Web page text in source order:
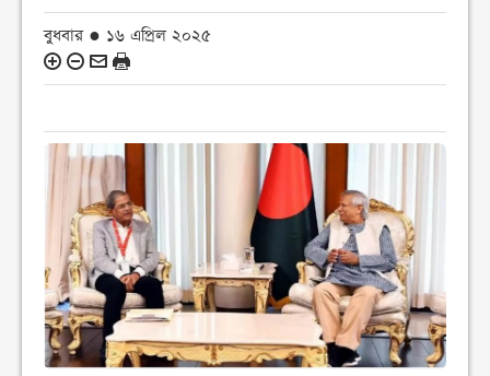
বুধবার ● ১৬ এপ্রিল ২০২৫